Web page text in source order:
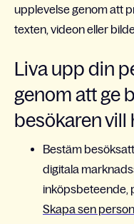
upplevelse genom att
texten, videon eller
Liva upp din
genom att ge
besökaren vill
Bestäm
digitala
inköpsbeteende,
Skapa sen